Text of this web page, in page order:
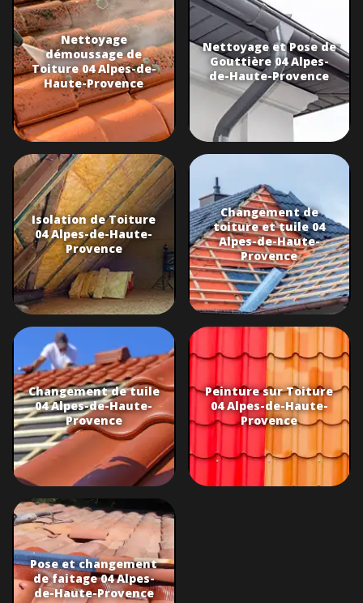
Nettoyage
démoussage de
Toiture 04 Alpes-de-
Haute-Provence
Nettoyage et Pose de
Gouttière 04 Alpes-
de-Haute-Provence
Isolation de Toiture
04 Alpes-de-Haute-
Provence
Changement de
toiture et tuile 04
Alpes-de-Haute-
Provence
Changement de tuile
04 Alpes-de-Haute-
Provence
Peinture sur Toiture
04 Alpes-de-Haute-
Provence
Pose et changement
de faitage 04 Alpes-
de-Haute-Provence